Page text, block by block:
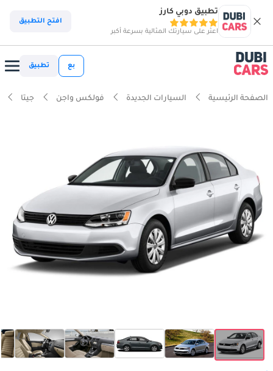
تطبيق دوبي كارز
اعثر على سيارتك المثالية بسرعة أكبر
افتح التطبيق
بع تطبيق
الصفحة الرئيسية السيارات الجديدة فولكس واجن جيتا